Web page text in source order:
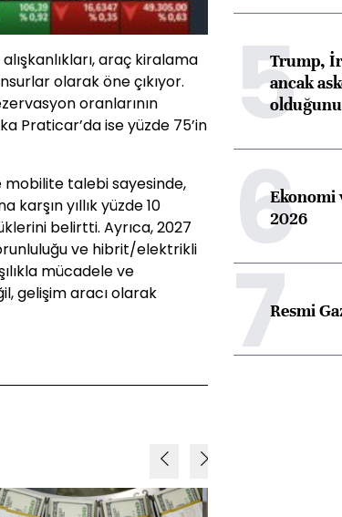
araç kiralama
olarak öne çıkıyor.
oranlarının
Praticar’da ise yüzde 75’in
mobilite talebi sayesinde,
karşın yıllık yüzde 10
belirtti. Ayrıca, 2027
ve hibrit/elektrikli
mücadele ve
gelişim aracı olarak
5Trump,
ancak
6Ekonomi
2026
7Resmi